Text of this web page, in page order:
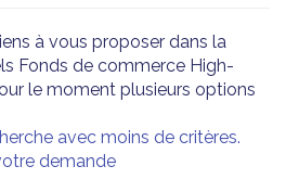
à vous proposer dans la
Fonds de commerce High-
le moment plusieurs options
avec moins de critères.
demande